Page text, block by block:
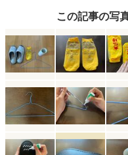
この記事の写